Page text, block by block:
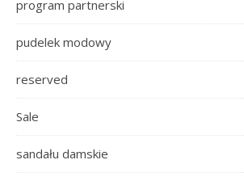
program partnerski
pudelek modowy
reserved
Sale
sandału damskie